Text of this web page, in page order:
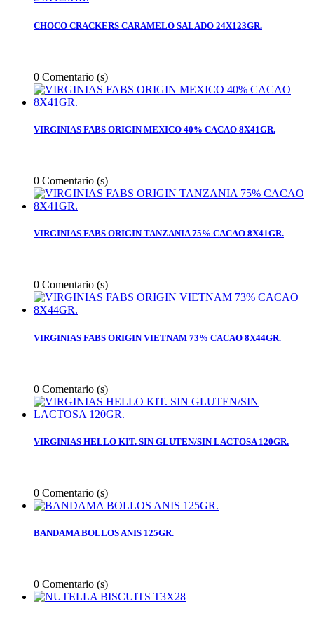
CHOCO CRACKERS CARAMELO SALADO 24X123GR.
0 Comentario (s)
VIRGINIAS FABS ORIGIN MEXICO 40% CACAO 8X41GR.
0 Comentario (s)
VIRGINIAS FABS ORIGIN TANZANIA 75% CACAO 8X41GR.
0 Comentario (s)
VIRGINIAS FABS ORIGIN VIETNAM 73% CACAO 8X44GR.
0 Comentario (s)
VIRGINIAS HELLO KIT. SIN GLUTEN/SIN LACTOSA 120GR.
0 Comentario (s)
BANDAMA BOLLOS ANIS 125GR.
0 Comentario (s)